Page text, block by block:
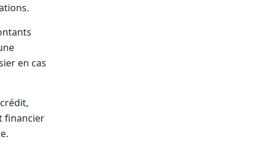
en cas
financier